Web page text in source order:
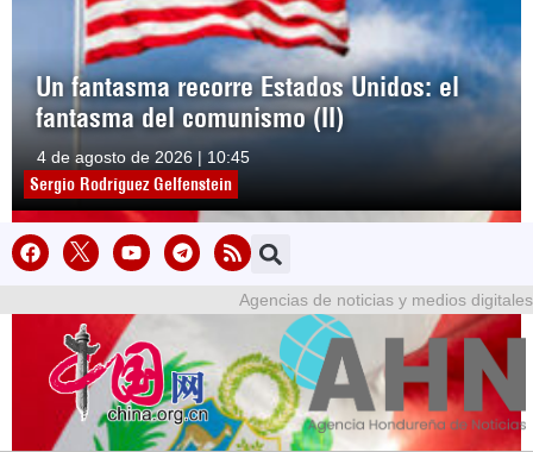
Un fantasma recorre Estados Unidos: el
fantasma del comunismo (II)
4 de agosto de 2026 | 10:45
Sergio Rodríguez Gelfenstein
Agencias de noticias y medios digitales